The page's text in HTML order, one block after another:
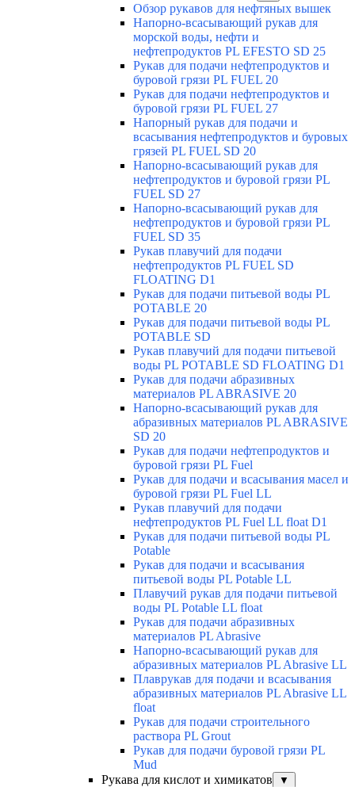
Обзор рукавов для нефтяных вышек
Напорно-всасывающий рукав для
морской воды, нефти и
нефтепродуктов PL EFESTO SD 25
Рукав для подачи нефтепродуктов и
буровой грязи PL FUEL 20
Рукав для подачи нефтепродуктов и
буровой грязи PL FUEL 27
Напорный рукав для подачи и
всасывания нефтепродуктов и буровых
грязей PL FUEL SD 20
Напорно-всасывающий рукав для
нефтепродуктов и буровой грязи PL
FUEL SD 27
Напорно-всасывающий рукав для
нефтепродуктов и буровой грязи PL
FUEL SD 35
Рукав плавучий для подачи
нефтепродуктов PL FUEL SD
FLOATING D1
Рукав для подачи питьевой воды PL
POTABLE 20
Рукав для подачи питьевой воды PL
POTABLE SD
Рукав плавучий для подачи питьевой
воды PL POTABLE SD FLOATING D1
Рукав для подачи абразивных
материалов PL ABRASIVE 20
Напорно-всасывающий рукав для
абразивных материалов PL ABRASIVE
SD 20
Рукав для подачи нефтепродуктов и
буровой грязи PL Fuel
Рукав для подачи и всасывания масел и
буровой грязи PL Fuel LL
Рукав плавучий для подачи
нефтепродуктов PL Fuel LL float D1
Рукав для подачи питьевой воды PL
Potable
Рукав для подачи и всасывания
питьевой воды PL Potable LL
Плавучий рукав для подачи питьевой
воды PL Potable LL float
Рукав для подачи абразивных
материалов PL Abrasive
Напорно-всасывающий рукав для
абразивных материалов PL Abrasive LL
Плаврукав для подачи и всасывания
абразивных материалов PL Abrasive LL
float
Рукав для подачи строительного
раствора PL Grout
Рукав для подачи буровой грязи PL
Mud
Рукава для кислот и химикатов
▼